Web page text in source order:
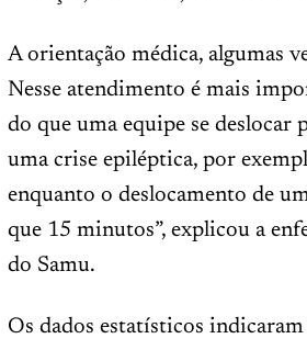
A orientação médica, algumas
Nesse atendimento é mais
do que uma equipe se deslocar
uma crise epiléptica, por
enquanto o deslocamento de
que 15 minutos”, explicou a
do Samu.
Os dados estatísticos